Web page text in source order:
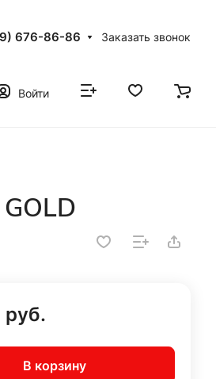
676-86-86 Заказать звонок
Войти
руб.
В корзину